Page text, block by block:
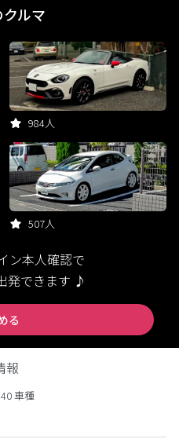
ルマ
984人
507人
ン本人確認で
発できます ♪
る
報
40 車種